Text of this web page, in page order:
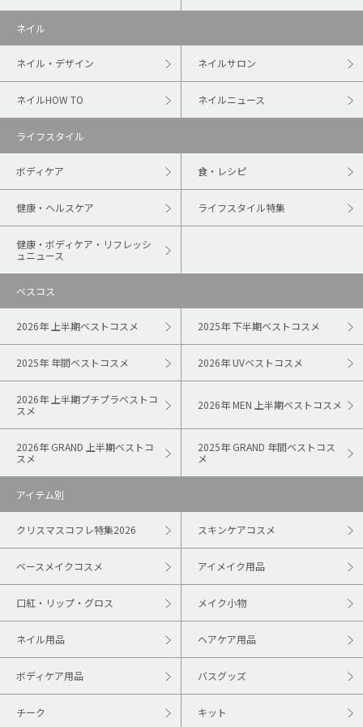
ネイル
ネイル・デザイン ネイルサロン
ネイルHOW TO ネイルニュース
ライフスタイル
ボディケア 食・レシピ
健康・ヘルスケア ライフスタイル特集
健康・ボディケア・リフレッシ
ュニュース
ベスコス
2026年 上半期ベストコスメ 2025年 下半期ベストコスメ
2025年 年間ベストコスメ 2026年 UVベストコスメ
2026年 上半期プチプラベストコ
スメ
2026年 MEN 上半期ベストコスメ
2026年 GRAND 上半期ベストコ
スメ
2025年 GRAND 年間ベストコス
メ
アイテム別
クリスマスコフレ特集2026 スキンケアコスメ
ベースメイクコスメ アイメイク用品
口紅・リップ・グロス メイク小物
ネイル用品 ヘアケア用品
ボディケア用品 バスグッズ
チーク キット